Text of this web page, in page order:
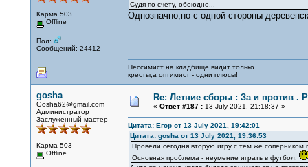
Карма 503
Offline
Пол:
Сообщений: 24412
Судя по счету, обоюдно...
Однозначно,но с одной стороны
Пессимист на кладбище видит только
кресты,а оптимист - одни плюсы!
gosha
Gosha62@gmail.com
Администратор
Заслуженный мастер
Карма 503
Offline
Re: Летние сборы : За и против .
« Ответ #187 :13 July 2021, 21:18:37 »
Цитата: Егор от 13 July 2021, 19:42:01
Цитата: gosha от 13 July 2021, 19:36:53
Провели сегодня вторую игру с тем же
Основная проблема - неумение играть в футбол.